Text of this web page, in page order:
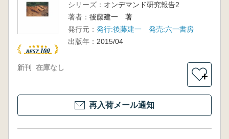
シリーズ： オンデマンド研究報告2
著者： 後藤建一 著
発行元： 発行:後藤建一 発売:六一書房
出版年： 2015/04
新刊 在庫なし
＋
再入荷メール通知